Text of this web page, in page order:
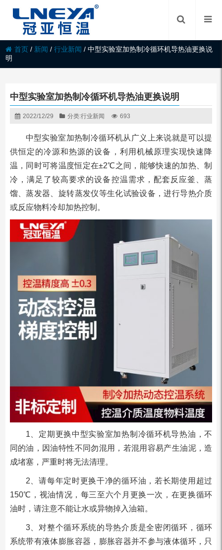
首页 / 新闻 /行业新闻 /中型实验室加热制冷循环机导热油更换说
明
中型实验室加热制冷循环机导热油更换说明
2022/12/29 分类:行业新闻 693
中型实验室加热制冷循环机从广义上来说就是可以提
供恒定的冷源和热源的设备，利用机械原理实现快速降
温，同时可将温度恒定在±2℃之间，能够快速的加热、制
冷，满足了较高要求的设备控温需求，配套反应釜、蒸
馏、蒸发器、旋转蒸发仪等生化试验设备，进行导热介质
或反应物料冷却加热控制。
1、定期更换中型实验室加热制冷循环机导热油，不
同的油，因油特性不同勿混用，若混用容易产生油泥，造
成堵塞，严重时将无法清理。
2、请每年定时更换干净的循环油，若长期使用超过
150℃，视油情况，每三至六个月更换一次，在更换循环
油时，请注意不能让水或异物掉入油箱。
3、对整个循环系统的导热介质是全密闭循环，循环
系统带有液体膨胀容器，膨胀容器并不参与液体循环，只